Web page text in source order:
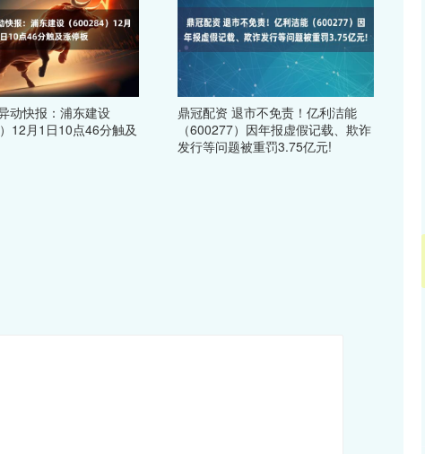
动快报：浦东建设
12月1日10点46分触及
鼎冠配资 退市不免责！亿利洁能
（600277）因年报虚假记载、欺诈
发行等问题被重罚3.75亿元!